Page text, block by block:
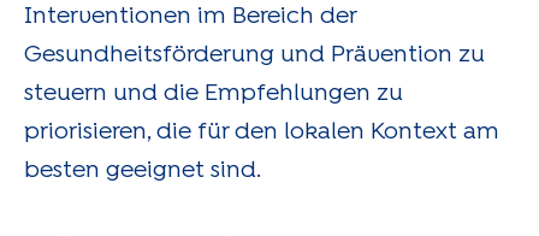
Interventionen im Bereich der
Gesundheitsförderung und Prävention zu
steuern und die Empfehlungen zu
priorisieren, die für den lokalen Kontext am
besten geeignet sind.